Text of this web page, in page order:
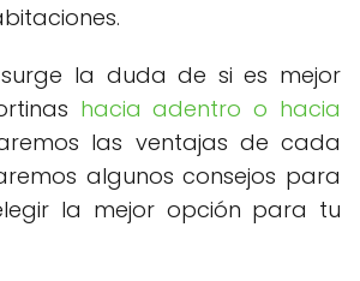
la duda de si es mejor
hacia adentro o hacia
las ventajas de cada
algunos consejos para
la mejor opción para tu